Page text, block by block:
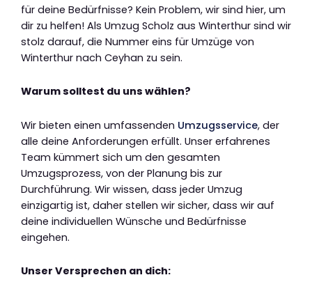
für deine Bedürfnisse? Kein Problem, wir sind hier, um
dir zu helfen! Als Umzug Scholz aus Winterthur sind wir
stolz darauf, die Nummer eins für Umzüge von
Winterthur nach Ceyhan zu sein.
Warum solltest du uns wählen?
Wir bieten einen umfassenden Umzugsservice, der
alle deine Anforderungen erfüllt. Unser erfahrenes
Team kümmert sich um den gesamten
Umzugsprozess, von der Planung bis zur
Durchführung. Wir wissen, dass jeder Umzug
einzigartig ist, daher stellen wir sicher, dass wir auf
deine individuellen Wünsche und Bedürfnisse
eingehen.
Unser Versprechen an dich: